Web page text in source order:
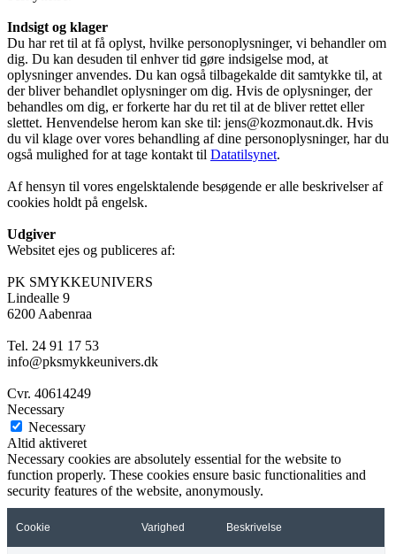
Indsigt og klager
Du har ret til at få oplyst, hvilke personoplysninger, vi behandler om
dig. Du kan desuden til enhver tid gøre indsigelse mod, at
oplysninger anvendes. Du kan også tilbagekalde dit samtykke til, at
der bliver behandlet oplysninger om dig. Hvis de oplysninger, der
behandles om dig, er forkerte har du ret til at de bliver rettet eller
slettet. Henvendelse herom kan ske til: jens@kozmonaut.dk. Hvis
du vil klage over vores behandling af dine personoplysninger, har du
også mulighed for at tage kontakt til Datatilsynet.
Af hensyn til vores engelsktalende besøgende er alle beskrivelser af
cookies holdt på engelsk.
Udgiver
Websitet ejes og publiceres af:
PK SMYKKEUNIVERS
Lindealle 9
6200 Aabenraa
Tel. 24 91 17 53
info@pksmykkeunivers.dk
Cvr. 40614249
Necessary
Necessary
Altid aktiveret
Necessary cookies are absolutely essential for the website to
function properly. These cookies ensure basic functionalities and
security features of the website, anonymously.
Cookie Varighed Beskrivelse